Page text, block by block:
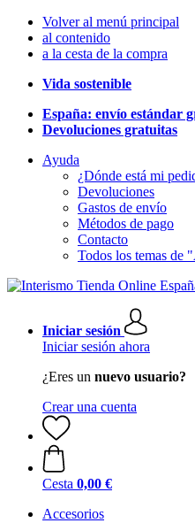
Volver al menú principal
al contenido
a la cesta de la compra
Vida sostenible
España: envío estándar
Devoluciones gratuitas
Ayuda
¿Dónde está mi
Devoluciones
Gastos de envío
Métodos de pago
Contacto
Todos los temas de
Iniciar sesión
Iniciar sesión ahora
¿Eres un nuevo usuario?
Crear una cuenta
Cesta 0,00 €
Accesorios